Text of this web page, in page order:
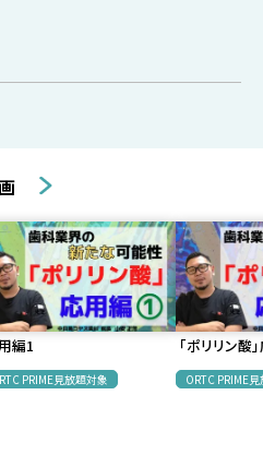
編1
PRIME見放題対象
「ポリリン酸
ORTC PRIME